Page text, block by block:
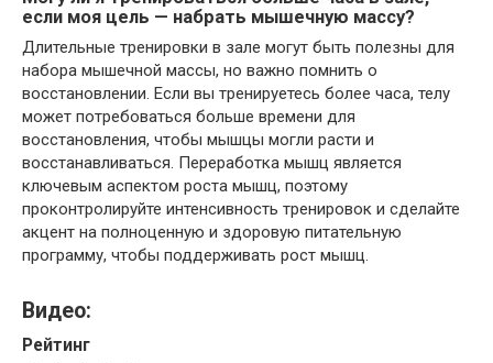
если моя цель — набрать мышечную массу?
Длительные тренировки в зале могут быть полезны для
набора мышечной массы, но важно помнить о
восстановлении. Если вы тренируетесь более часа, телу
может потребоваться больше времени для
восстановления, чтобы мышцы могли расти и
восстанавливаться. Переработка мышц является
ключевым аспектом роста мышц, поэтому
проконтролируйте интенсивность тренировок и сделайте
акцент на полноценную и здоровую питательную
программу, чтобы поддерживать рост мышц.
Видео:
Рейтинг